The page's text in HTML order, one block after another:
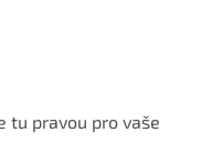
tu pravou pro vaše